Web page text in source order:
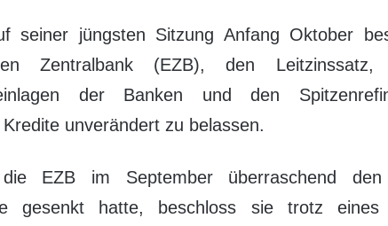
seiner jüngsten Sitzung Anfang Oktober
Zentralbank (EZB), den
der Banken und den
unverändert zu belassen.
die EZB im September überraschend
gesenkt hatte, beschloss sie trotz eines